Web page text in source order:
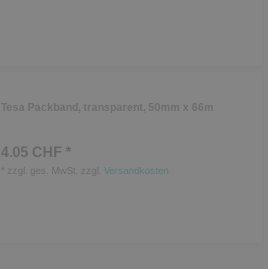
Tesa Packband, transparent, 50mm x 66m
4.05 CHF *
zzgl. ges. MwSt. zzgl. Versandkosten